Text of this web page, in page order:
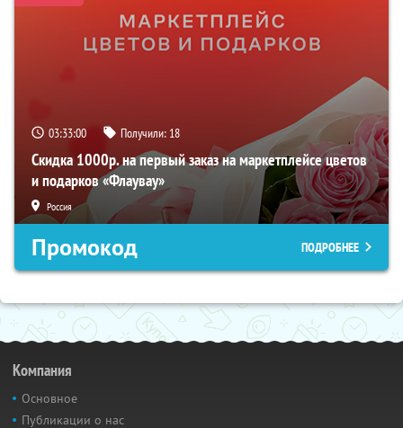
03:32:59 Получили: 18
Скидка 1000р. на первый заказ на маркетплейсе цветов
и подарков «Флаувау»
Россия
Промокод ПОДРОБНЕЕ
Компания
Основное
Публикации о нас